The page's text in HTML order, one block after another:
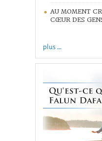
AU MOMENT
CŒUR DES
plus ...